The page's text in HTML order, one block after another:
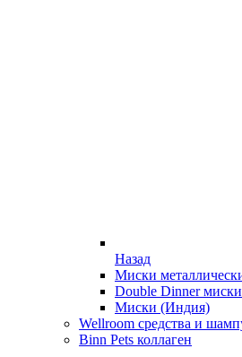
Назад
Миски
Double Dinner
Миски (Индия)
Wellroom средства и
Binn Pets коллаген